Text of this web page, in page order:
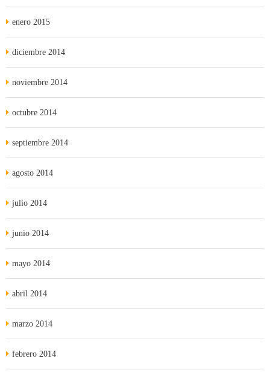
enero 2015
diciembre 2014
noviembre 2014
octubre 2014
septiembre 2014
agosto 2014
julio 2014
junio 2014
mayo 2014
abril 2014
marzo 2014
febrero 2014